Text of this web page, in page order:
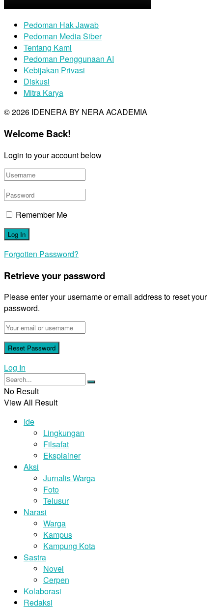
Pedoman Hak Jawab
Pedoman Media Siber
Tentang Kami
Pedoman Penggunaan AI
Kebijakan Privasi
Diskusi
Mitra Karya
© 2026 IDENERA BY NERA ACADEMIA
Welcome Back!
Login to your account below
Remember Me
Forgotten Password?
Retrieve your password
Please enter your username or email address to reset your
password.
Log In
No Result
View All Result
Ide
Lingkungan
Filsafat
Eksplainer
Aksi
Jurnalis Warga
Foto
Telusur
Narasi
Warga
Kampus
Kampung Kota
Sastra
Novel
Cerpen
Kolaborasi
Redaksi